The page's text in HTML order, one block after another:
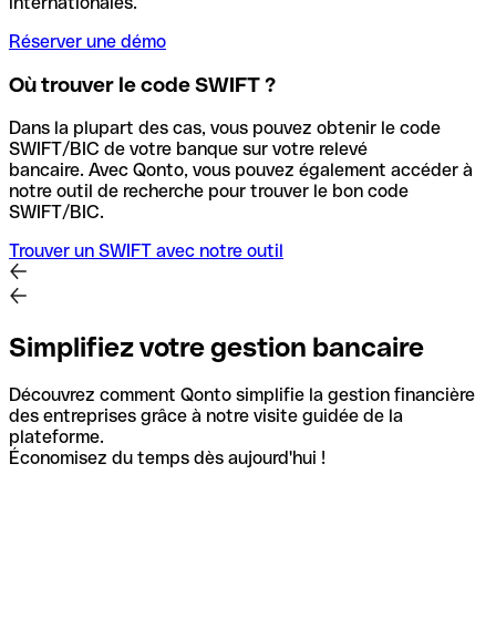
Réserver une démo
Où trouver le code SWIFT ?
Dans la plupart des cas, vous pouvez obtenir le code
SWIFT/BIC de votre banque sur votre relevé
bancaire. Avec Qonto, vous pouvez également accéder à
notre outil de recherche pour trouver le bon code
SWIFT/BIC.
Trouver un SWIFT avec notre outil
Simplifiez votre gestion bancaire
Découvrez comment Qonto simplifie la gestion financière
des entreprises grâce à notre visite guidée de la
plateforme.
Économisez du temps dès aujourd'hui !